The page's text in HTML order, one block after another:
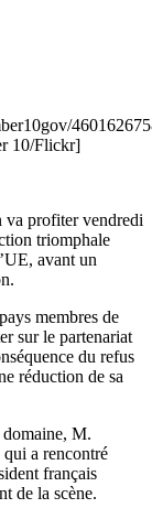
10/Flickr]
va profiter vendredi
triomphale
avant un
membres de
sur le partenariat
du refus
réduction de sa
domaine, M.
a rencontré
français
de la scène.